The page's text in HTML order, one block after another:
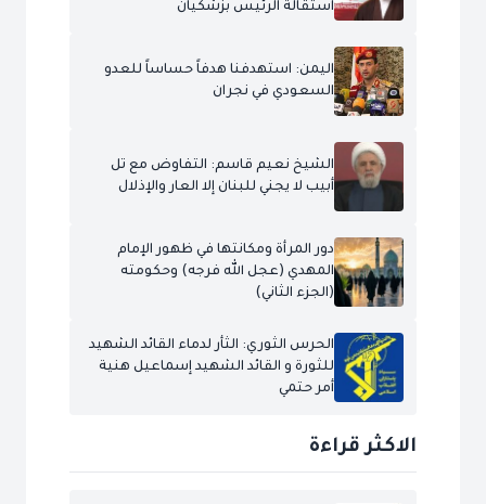
استقالة الرئيس بزشكيان
اليمن: استهدفنا هدفاً حساساً للعدو
السعودي في نجران
الشيخ نعيم قاسم: التفاوض مع تل
أبيب لا يجني للبنان إلا العار والإذلال
دور المرأة ومكانتها في ظهور الإمام
المهدي (عجل الله فرجه) وحكومته
(الجزء الثاني)
الحرس الثوري: الثأر لدماء القائد الشهيد
للثورة و القائد الشهيد إسماعيل هنية
أمر حتمي
الاكثر قراءة